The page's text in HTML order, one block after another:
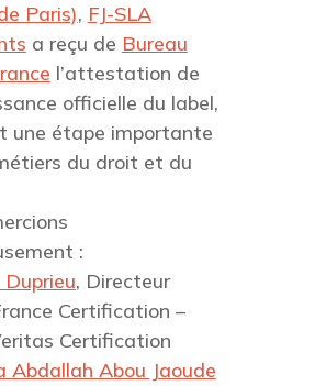
Paris), FJ-SLA
a reçu de Bureau
l’attestation de
officielle du label,
une étape importante
du droit et du
:
, Directeur
Certification –
Certification
Abdallah Abou Jaoude